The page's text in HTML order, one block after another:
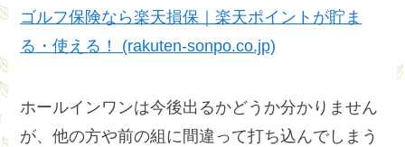
ゴルフ保険なら楽天損保｜楽天ポイントが貯ま
る・使える！ (rakuten-sonpo.co.jp)
ホールインワンは今後出るかどうか分かりません
が、他の方や前の組に間違って打ち込んでしまう